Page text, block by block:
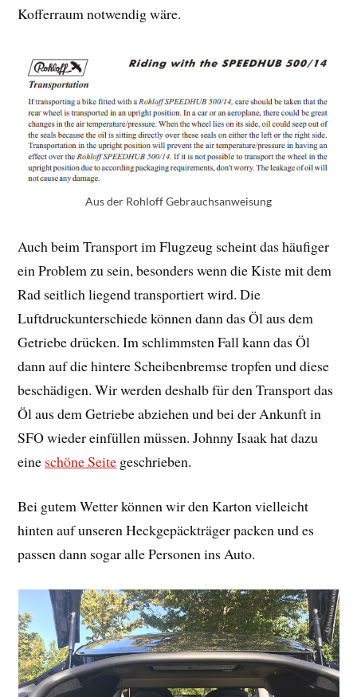
Kofferraum notwendig wäre.
Aus der Rohloff Gebrauchsanweisung
Auch beim Transport im Flugzeug scheint das häufiger
ein Problem zu sein, besonders wenn die Kiste mit dem
Rad seitlich liegend transportiert wird. Die
Luftdruckunterschiede können dann das Öl aus dem
Getriebe drücken. Im schlimmsten Fall kann das Öl
dann auf die hintere Scheibenbremse tropfen und diese
beschädigen. Wir werden deshalb für den Transport das
Öl aus dem Getriebe abziehen und bei der Ankunft in
SFO wieder einfüllen müssen. Johnny Isaak hat dazu
eine schöne Seite geschrieben.
Bei gutem Wetter können wir den Karton vielleicht
hinten auf unseren Heckgepäckträger packen und es
passen dann sogar alle Personen ins Auto.